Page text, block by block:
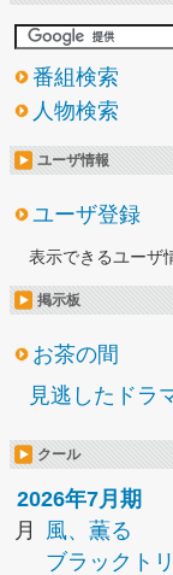
番組検索
人物検索
ユーザ情報
ユーザ登録
表示できるユーザ
掲示板
お茶の間
見逃したドラ
クール
2026年7月期
月
風、薫る
ブラックト